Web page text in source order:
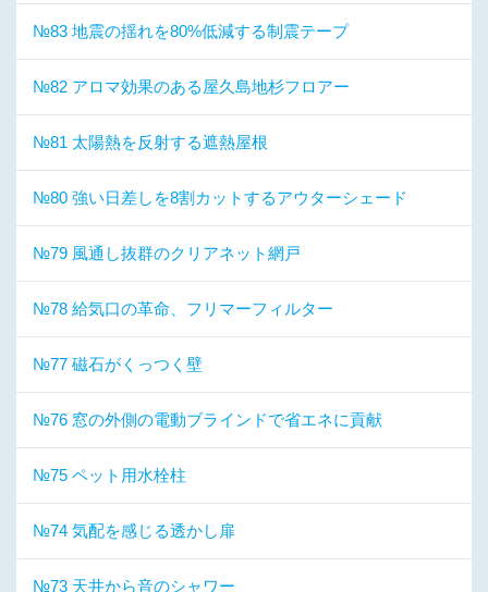
№83 地震の揺れを80%低減する制震テープ
№82 アロマ効果のある屋久島地杉フロアー
№81 太陽熱を反射する遮熱屋根
№80 強い日差しを8割カットするアウターシェード
№79 風通し抜群のクリアネット網戸
№78 給気口の革命、フリマーフィルター
№77 磁石がくっつく壁
№76 窓の外側の電動ブラインドで省エネに貢献
№75 ペット用水栓柱
№74 気配を感じる透かし扉
№73 天井から音のシャワー